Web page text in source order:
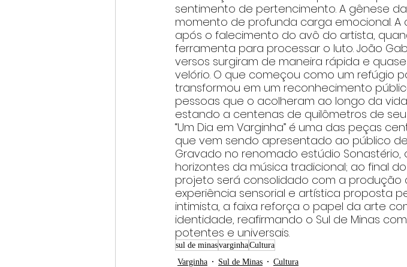
sentimento de pertencimento. A gênese
momento de profunda carga emocional. A
após o falecimento do avô do artista,
ferramenta para processar o luto. João
versos surgiram de maneira rápida e
velório. O que começou como um refúgio
transformou em um reconhecimento
pessoas que o acolheram ao longo da
estando a centenas de quilômetros de
“Um Dia em Varginha” é uma das peças
que vem sendo apresentado ao público
Gravado no renomado estúdio
horizontes da música tradicional; ao final
projeto será consolidado com a
experiência sensorial e artística proposta
intimista, a faixa reforça o papel da arte
identidade, reafirmando o Sul de Minas
potentes e universais.
sul de minasvarginhaCultura
Varginha
Sul de Minas Cultura